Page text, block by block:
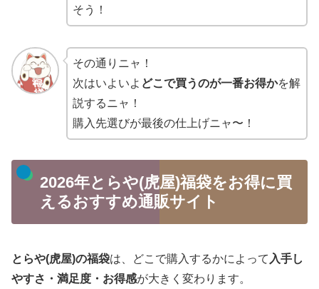
そう！
その通りニャ！
次はいよいよ どこで買うのが一番お得かを解
説するニャ！
購入先選びが最後の仕上げニャ〜！
2026年とらや(虎屋)福袋をお得に買
えるおすすめ通販サイト
とらや(虎屋)の福袋は、どこで購入するかによって 入手し
やすさ・満足度・お得感が大きく変わります。